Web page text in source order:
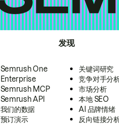
Semrush One
Enterprise
Semrush MCP
Semrush API
我们的数据
预订演示
发现
关键词研究
竞争对手分
市场分析
本地 SEO
AI 品牌情绪
反向链接分